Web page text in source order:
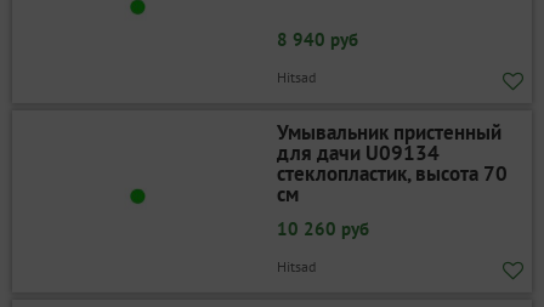
8 940 руб
Hitsad
Умывальник пристенный
для дачи U09134
стеклопластик, высота 70
см
10 260 руб
Hitsad